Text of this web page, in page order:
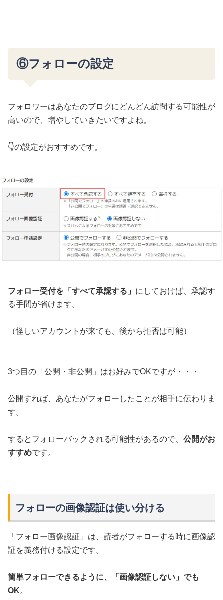
⑥フォローの設定
フォロワーはあなたのブログにどんどん訪問する可能性が
高いので、増やしていきたいですよね。
👇の設定がおすすめです。
フォロー受付を「すべて承認する」 にしておけば、承認す
る手間が省けます。
（怪しいアカウントが来ても、後から拒否は可能）
3つ目の「公開・非公開」はお好みでOKですが・・・
公開すれば、あなたがフォローしたことが相手に伝わりま
す。
するとフォローバックされる可能性があるので、 公開がお
すすめです。
フォローの画像認証は使い分ける
「フォロー画像認証」は、読者がフォローする時に画像認
証を義務付ける設定です。
簡単フォローできるように、「画像認証しない」でも
OK。